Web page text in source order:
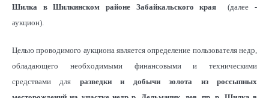
Шилка в Шилкинском районе Забайкальского края
(далее -
аукцион).
Целью проводимого аукциона является определение пользователя недр,
обладающего необходимыми финансовыми и техническими
средствами для разведки и добычи золота из россыпных